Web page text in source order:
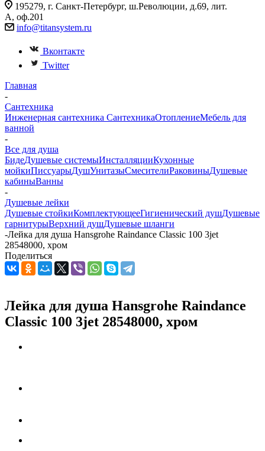
195279, г. Санкт-Петербург, ш.Революции, д.69, лит.
А, оф.201
info@titansystem.ru
Вконтакте
Twitter
Главная
-
Сантехника
Инженерная сантехника СантехникаОтоплениеМебель для
ванной
-
Все для душа
БидеДушевые системыИнсталляцииКухонные
мойкиПиссуарыДушУнитазыСмесителиРаковиныДушевые
кабиныВанны
-
Душевые лейки
Душевые стойкиКомплектующееГигиенический душДушевые
гарнитурыВерхний душДушевые шланги
-Лейка для душа Hansgrohe Raindance Classic 100 3jet
28548000, хром
Поделиться
Лейка для душа Hansgrohe Raindance
Classic 100 3jet 28548000, хром